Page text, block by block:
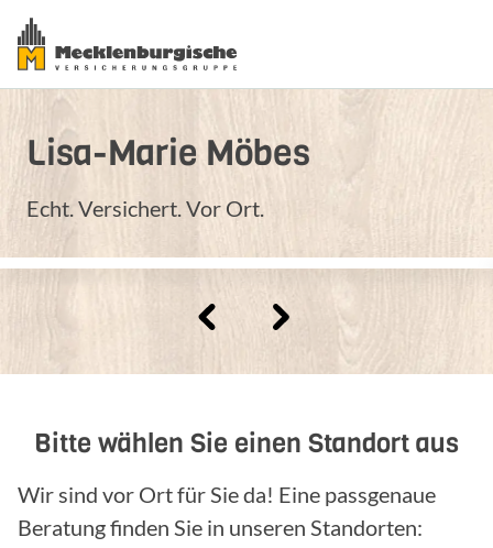
Lisa-Marie Möbes
Echt. Versichert. Vor Ort.
Bitte wählen Sie einen Standort aus
Wir sind vor Ort für Sie da! Eine passgenaue
Beratung finden Sie in unseren Standorten: